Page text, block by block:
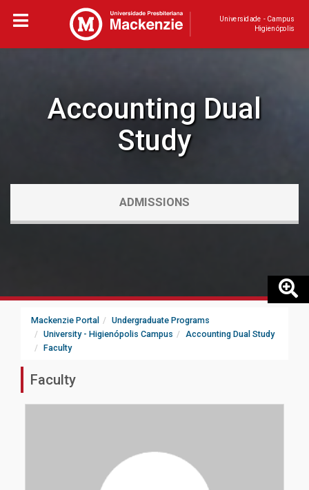
Universidade - Campus
Higienópolis
Accounting Dual
Study
ADMISSIONS
Mackenzie Portal
Undergraduate Programs
University - Higienópolis Campus
Accounting Dual Study
Faculty
Faculty